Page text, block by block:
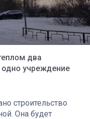
два
учреждение
строительство
Она будет